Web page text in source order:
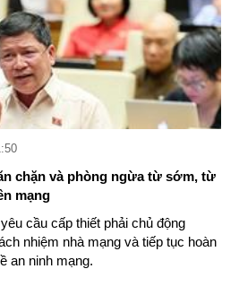
chặn và phòng ngừa từ sớm, từ
mạng
cầu cấp thiết phải chủ động
nhiệm nhà mạng và tiếp tục hoàn
an ninh mạng.